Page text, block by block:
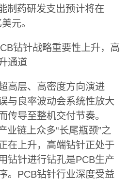
制药研发支出预计将在
元。
钻针战略重要性上升，高
通道
高层、高密度方向演进
与良率波动会系统性放大
传导至整机交付节奏。
业链上众多“长尾瓶颈”之
在上升，高端钻针正处于
钻针进行钻孔是PCB生产
。PCB钻针行业深度受益